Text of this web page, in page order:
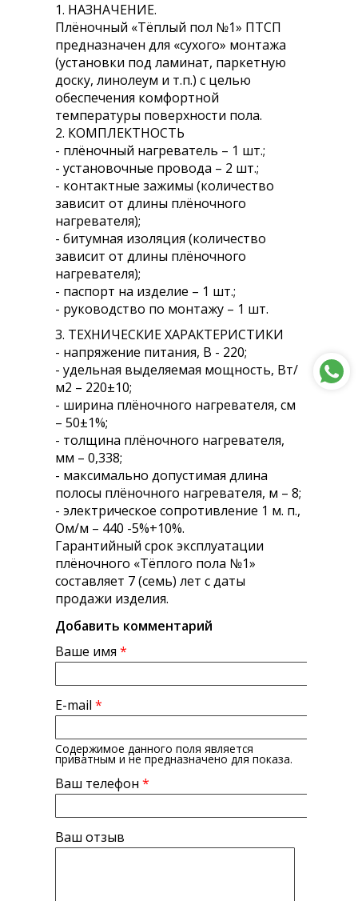
1. НАЗНАЧЕНИЕ.
Плёночный «Тёплый пол №1» ПТСП
предназначен для «сухого» монтажа
(установки под ламинат, паркетную
доску, линолеум и т.п.) с целью
обеспечения комфортной
температуры поверхности пола.
2. КОМПЛЕКТНОСТЬ
- плёночный нагреватель – 1 шт.;
- установочные провода – 2 шт.;
- контактные зажимы (количество
зависит от длины плёночного
нагревателя);
- битумная изоляция (количество
зависит от длины плёночного
нагревателя);
- паспорт на изделие – 1 шт.;
- руководство по монтажу – 1 шт.
3. ТЕХНИЧЕСКИЕ ХАРАКТЕРИСТИКИ
- напряжение питания, В - 220;
- удельная выделяемая мощность, Вт/
м2 – 220±10;
- ширина плёночного нагревателя, см
– 50±1%;
- толщина плёночного нагревателя,
мм – 0,338;
- максимально допустимая длина
полосы плёночного нагревателя, м – 8;
- электрическое сопротивление 1 м. п.,
Ом/м – 440 -5%+10%.
Гарантийный срок эксплуатации
плёночного «Тёплого пола №1»
составляет 7 (семь) лет с даты
продажи изделия.
Добавить комментарий
Ваше имя *
E-mail *
Содержимое данного поля является
приватным и не предназначено для показа.
Ваш телефон *
Ваш отзыв